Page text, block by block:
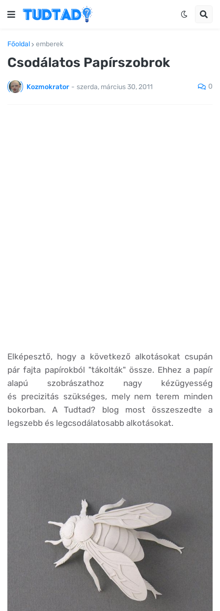
Főoldal emberek
Csodálatos Papírszobrok
Kozmokrator - szerda, március 30, 2011 0
Elképesztő, hogy a következő alkotásokat csupán
pár fajta papírokból "tákolták" össze. Ehhez a papír
alapú szobrászathoz nagy kézügyesség
és precizitás szükséges, mely nem terem minden
bokorban. A Tudtad? blog most összeszedte a
legszebb és legcsodálatosabb alkotásokat.